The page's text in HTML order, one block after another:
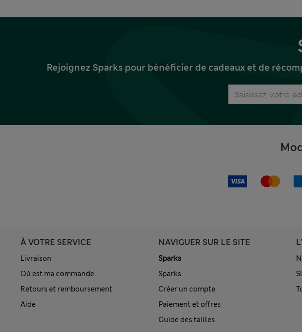
Rejoignez Sparks pour bénéficier de cadeaux et de
À VOTRE SERVICE
Livraison
Où est ma commande
Retours et remboursement
Aide
NAVIGUER SUR LE SITE
Sparks
Sparks
Créer un compte
Paiement et offres
Guide des tailles